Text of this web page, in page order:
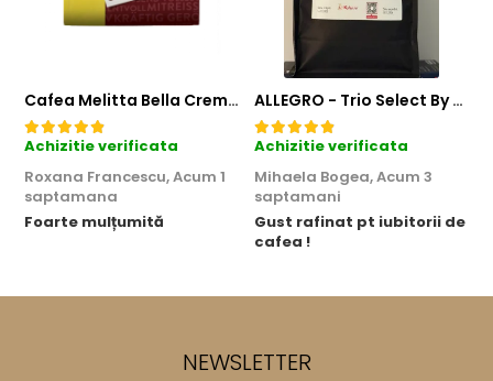
Cafea Melitta Bella Crema Intenso, 30 paduri, compatibile Senseo
Achizitie verificata
Roxana Francescu,Acum 1
saptamana
Foarte mulțumită
ALLEGRO - Trio Select By Razvan Paunescu, 1 kg, 100% Arabica, (Columbia, Guatemala, Etiopia)
Achizitie verificata
Mihaela Bogea,Acum 3
saptamani
Gust rafinat pt iubitorii de
cafea !
NEWSLETTER